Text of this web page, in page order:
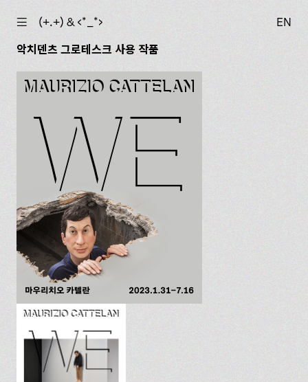
☰ (+.+) & ‹*_*›
EN
악치덴츠 그로테스크 사용 작품